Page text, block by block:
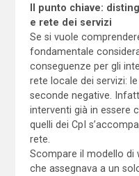
Il punto chiave:
e rete dei servizi
Se si vuole
fondamentale
conseguenze per gli
rete locale dei servizi:
seconde negative.
interventi già in essere
quelli dei CpI
rete.
Scompare il modello di
che assegnava a un